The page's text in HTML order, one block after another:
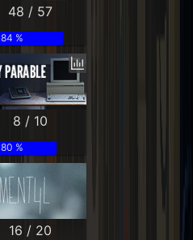
48 / 57
84 %
8 / 10
80 %
16 / 20